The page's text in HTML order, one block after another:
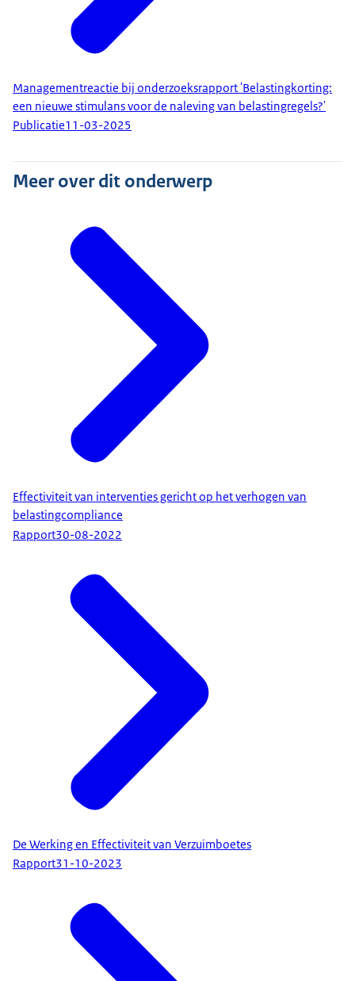
Managementreactie bij onderzoeksrapport 'Belastingkorting:
een nieuwe stimulans voor de naleving van belastingregels?'
Publicatie11-03-2025
Meer over dit onderwerp
Effectiviteit van interventies gericht op het verhogen van
belastingcompliance
Rapport30-08-2022
De Werking en Effectiviteit van Verzuimboetes
Rapport31-10-2023